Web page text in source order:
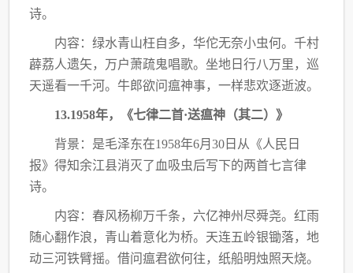
诗。
内容：绿水青山枉自多，华佗无奈小虫何。千村
薜荔人遗矢，万户萧疏鬼唱歌。坐地日行八万里，巡
天遥看一千河。牛郎欲问瘟神事，一样悲欢逐逝波。
13.1958年，《七律二首·送瘟神（其二）》
背景：是毛泽东在1958年6月30日从《人民日
报》得知余江县消灭了血吸虫后写下的两首七言律
诗。
内容：春风杨柳万千条，六亿神州尽舜尧。红雨
随心翻作浪，青山着意化为桥。天连五岭银锄落，地
动三河铁臂摇。借问瘟君欲何往，纸船明烛照天烧。